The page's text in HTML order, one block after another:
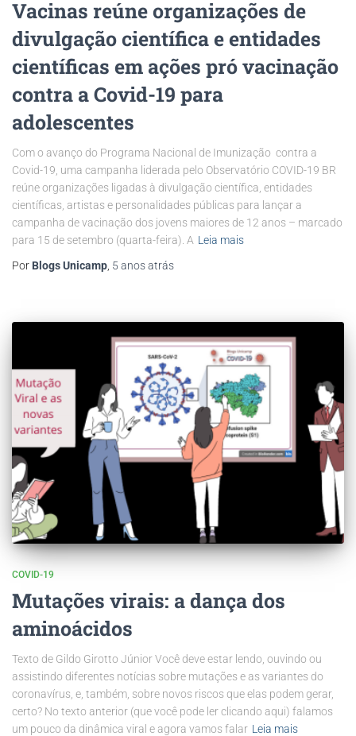
Vacinas reúne organizações de
divulgação científica e entidades
científicas em ações pró vacinação
contra a Covid-19 para
adolescentes
Com o avanço do Programa Nacional de Imunização contra a
Covid-19, uma campanha liderada pelo Observatório COVID-19 BR
reúne organizações ligadas à divulgação científica, entidades
científicas, artistas e personalidades públicas para lançar a
campanha de vacinação dos jovens maiores de 12 anos – marcado
para 15 de setembro (quarta-feira). A Leia mais
Por Blogs Unicamp 5 anosatrás
COVID-19
Mutações virais: a dança dos
aminoácidos
Texto de Gildo Girotto Júnior Você deve estar lendo, ouvindo ou
assistindo diferentes notícias sobre mutações e as variantes do
coronavírus, e, também, sobre novos riscos que elas podem gerar,
certo? No texto anterior (que você pode ler clicando aqui) falamos
um pouco da dinâmica viral e agora vamos falar Leia mais